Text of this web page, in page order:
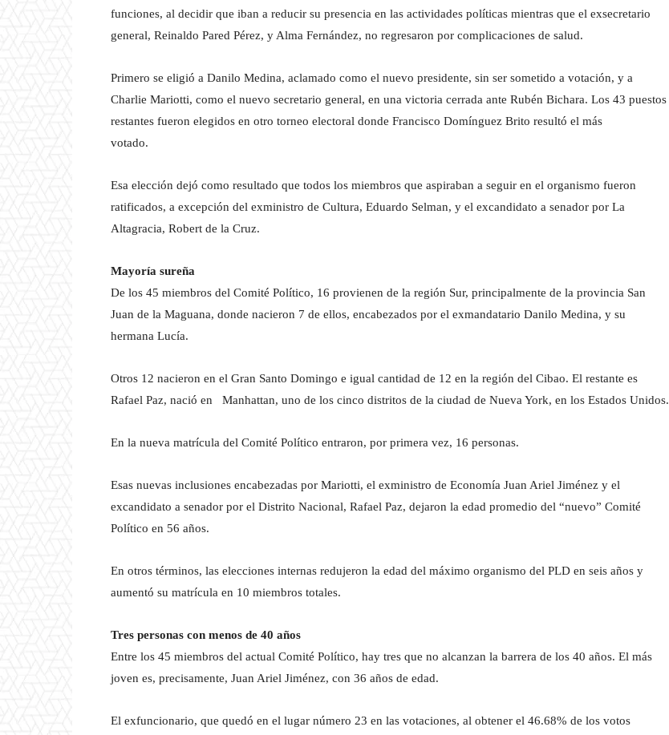
funciones, al decidir que iban a reducir su presencia en las actividades políticas mientras que el exsecretario
general, Reinaldo Pared Pérez, y Alma Fernández, no regresaron por complicaciones de salud.
Primero se eligió a Danilo Medina, aclamado como el nuevo presidente, sin ser sometido a votación, y a
Charlie Mariotti, como el nuevo secretario general, en una victoria cerrada ante Rubén Bichara. Los 43 puestos
restantes fueron elegidos en otro torneo electoral donde Francisco Domínguez Brito resultó el más
votado.
Esa elección dejó como resultado que todos los miembros que aspiraban a seguir en el organismo fueron
ratificados, a excepción del exministro de Cultura, Eduardo Selman, y el excandidato a senador por La
Altagracia, Robert de la Cruz.
Mayoría sureña
De los 45 miembros del Comité Político, 16 provienen de la región Sur, principalmente de la provincia San
Juan de la Maguana, donde nacieron 7 de ellos, encabezados por el exmandatario Danilo Medina, y su
hermana Lucía.
Otros 12 nacieron en el Gran Santo Domingo e igual cantidad de 12 en la región del Cibao. El restante es
Rafael Paz, nació en Manhattan, uno de los cinco distritos de la ciudad de Nueva York, en los Estados Unidos.
En la nueva matrícula del Comité Político entraron, por primera vez, 16 personas.
Esas nuevas inclusiones encabezadas por Mariotti, el exministro de Economía Juan Ariel Jiménez y el
excandidato a senador por el Distrito Nacional, Rafael Paz, dejaron la edad promedio del “nuevo” Comité
Político en 56 años.
En otros términos, las elecciones internas redujeron la edad del máximo organismo del PLD en seis años y
aumentó su matrícula en 10 miembros totales.
Tres personas con menos de 40 años
Entre los 45 miembros del actual Comité Político, hay tres que no alcanzan la barrera de los 40 años. El más
joven es, precisamente, Juan Ariel Jiménez, con 36 años de edad.
El exfuncionario, que quedó en el lugar número 23 en las votaciones, al obtener el 46.68% de los votos